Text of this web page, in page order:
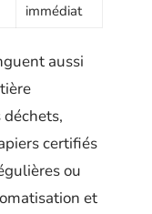
immédiat
aussi
certifiés
ou
et